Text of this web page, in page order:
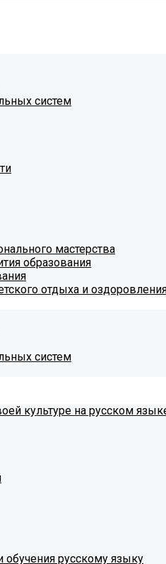
систем
мастерства
образования
отдыха и
систем
культуре на русском
обучения русскому языку